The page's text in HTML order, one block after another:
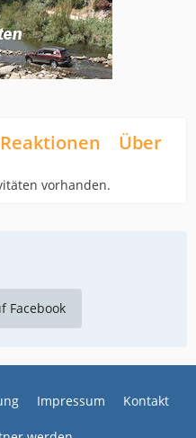
Reaktionen Über
vorhanden.
Facebook
Impressum Kontakt